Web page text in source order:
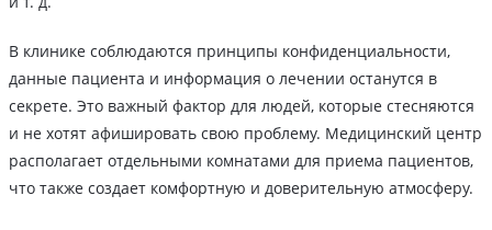
В клинике соблюдаются принципы конфиденциальности,
данные пациента и информация о лечении останутся в
секрете. Это важный фактор для людей, которые стесняются
и не хотят афишировать свою проблему. Медицинский центр
располагает отдельными комнатами для приема пациентов,
что также создает комфортную и доверительную атмосферу.